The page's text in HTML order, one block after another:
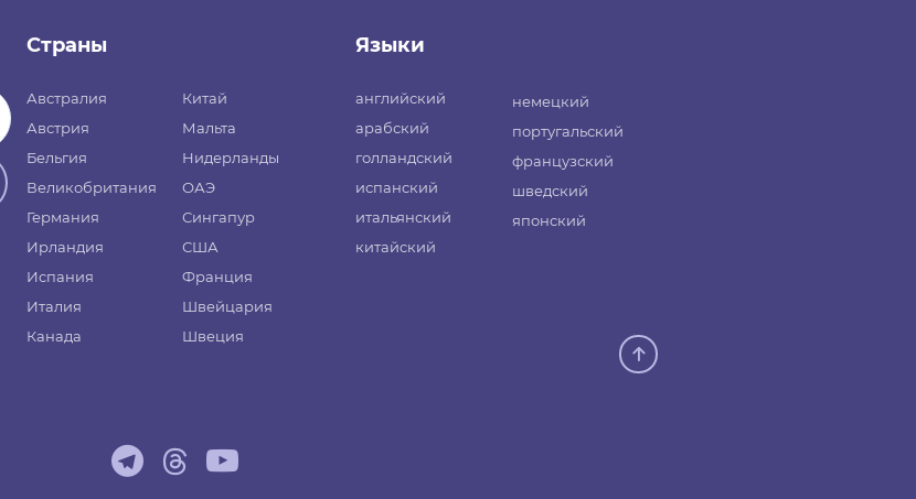
Страны
Австралия
Австрия
Бельгия
Великобритания
Германия
Ирландия
Испания
Италия
Канада
Китай
Мальта
Нидерланды
ОАЭ
Сингапур
США
Франция
Швейцария
Швеция
Языки
английский
арабский
голландский
испанский
итальянский
китайский
немецкий
португальский
французский
шведский
японский